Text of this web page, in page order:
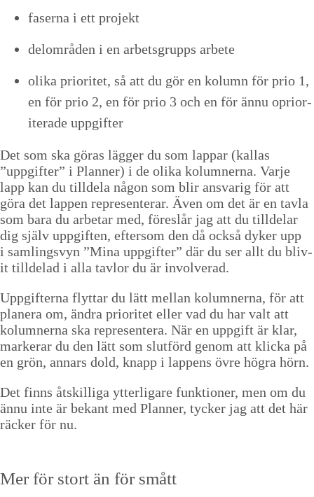
faser­na i ett projekt
delom­rå­den i en arbets­grup­ps arbete
oli­ka pri­or­itet, så att du gör en kol­umn för prio 1 ,
en för prio 2, en för prio 3 och en för ännu opri­or­
it­er­ade uppgifter
Det som ska göras läg­ger du som lap­par (kallas
”uppgifter” i Plan­ner) i de oli­ka kolum­n­er­na. Var­je
lapp kan du tilldela någon som blir ans­varig för att
göra det lap­pen rep­re­sen­ter­ar. Även om det är en tavla
som bara du arbe­tar med, föres­lår jag att du tillde­lar
dig själv uppgiften, efter­som den då ock­så dyk­er upp
i sam­lingsvyn ”Mina uppgifter” där du ser allt du bliv­
it tillde­lad i alla tavlor du är involverad.
Uppgifter­na fly­t­tar du lätt mel­lan kolum­n­er­na, för att
plan­era om, ändra pri­or­itet eller vad du har valt att
kolum­n­er­na ska rep­re­sen­tera. När en uppgift är klar,
mark­er­ar du den lätt som slut­förd genom att klic­ka på
en grön, annars dold, knapp i lap­pens övre högra hörn.
Det finns åtskil­li­ga ytterli­gare funk­tion­er, men om du
ännu inte är bekant med Plan­ner, tyck­er jag att det här
räck­er för nu.
Mer för stort än för smått